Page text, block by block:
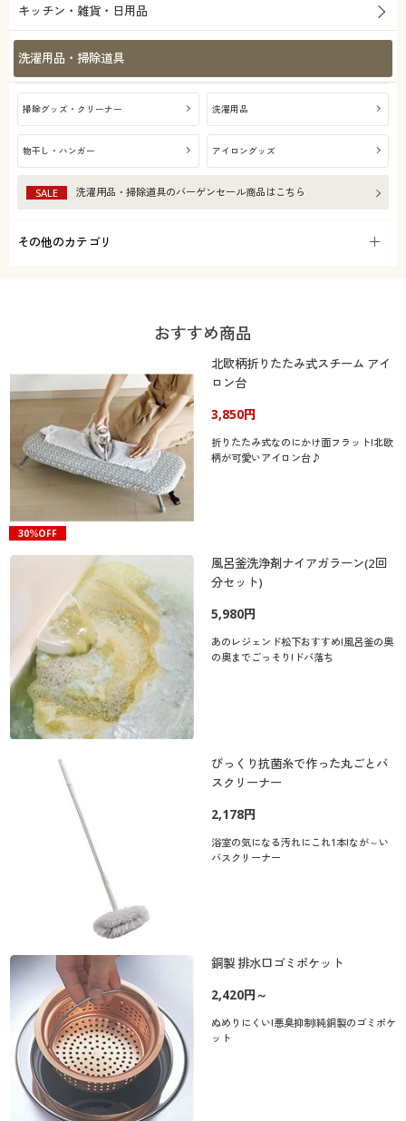
キッチン・雑貨・日用品
洗濯用品・掃除道具
掃除グッズ・クリーナー 洗濯用品
物干し・ハンガー アイロングッズ
SALE 洗濯用品・掃除道具のバーゲンセール商品はこちら
その他のカテゴリ
おすすめ商品
30％OFF
北欧柄折りたたみ式スチーム アイ
ロン台
3,850円
折りたたみ式なのにかけ面フラット!北欧
柄が可愛いアイロン台♪
風呂釜洗浄剤ナイアガラーン(2回
分セット)
5,980円
あのレジェンド松下おすすめ!風呂釜の奥
の奥までごっそり!ドバ落ち
びっくり抗菌糸で作った丸ごとバ
スクリーナー
2,178円
浴室の気になる汚れにこれ1本!なが～い
バスクリーナー
銅製 排水口ゴミポケット
2,420円～
ぬめりにくい!悪臭抑制!純銅製のゴミポケ
ット